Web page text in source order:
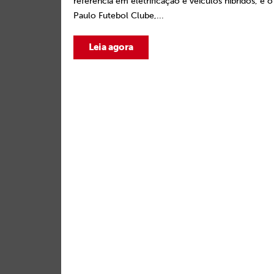
Paulo Futebol Clube,...
Leia agora